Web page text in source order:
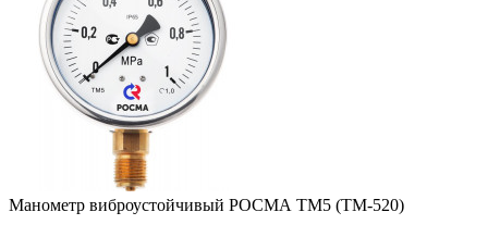
Манометр виб­ро­ус­той­чи­вый РОСМА ТМ5 (ТМ-520)